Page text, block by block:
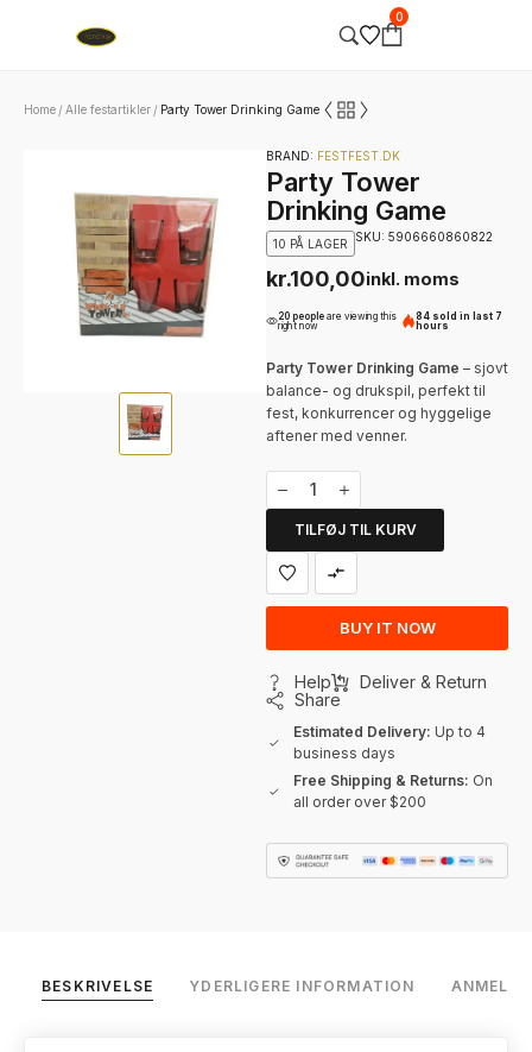
0
Home / Alle festartikler / Party Tower Drinking Game
BRAND: FESTFEST.DK
Party Tower
Drinking Game
10 PÅ LAGER SKU: 5906660860822
kr.100,00inkl. moms
20 people are viewing this
right now
84 sold in last 7
hours
Party Tower Drinking Game – sjovt
balance- og drukspil, perfekt til
fest, konkurrencer og hyggelige
aftener med venner.
TILFØJ TIL KURV
BUY IT NOW
Help
Deliver & Return
Share
Estimated Delivery: Up to 4
business days
Free Shipping & Returns: On
all order over $200
BESKRIVELSE YDERLIGERE INFORMATION